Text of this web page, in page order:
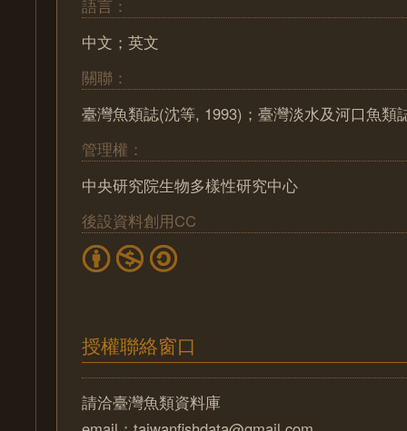
語言：
中文；英文
關聯：
臺灣魚類誌(沈等, 1993)；臺灣淡水及河口魚類
管理權：
中央研究院生物多樣性研究中心
後設資料創用CC
授權聯絡窗口
請洽臺灣魚類資料庫